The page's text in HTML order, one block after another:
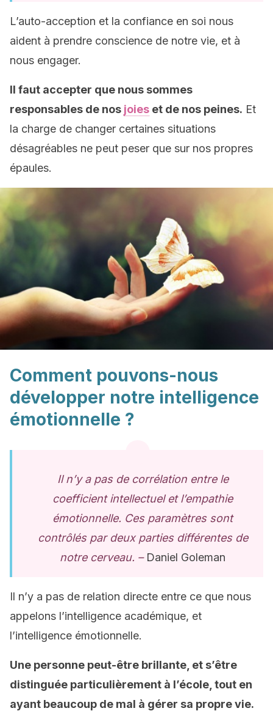
L’auto-acception et la confiance en soi nous
aident à prendre conscience de notre vie, et à
nous engager.
Il faut accepter que nous sommes
responsables de nos joies et de nos peines. Et
la charge de changer certaines situations
désagréables ne peut peser que sur nos propres
épaules.
Comment pouvons-nous
développer notre intelligence
émotionnelle ?
Il n’y a pas de corrélation entre le
coefficient intellectuel et l’empathie
émotionnelle. Ces paramètres sont
contrôlés par deux parties différentes de
notre cerveau. – Daniel Goleman
Il n’y a pas de relation directe entre ce que nous
appelons l’intelligence académique, et
l’intelligence émotionnelle.
Une personne peut-être brillante, et s’être
distinguée particulièrement à l’école, tout en
ayant beaucoup de mal à gérer sa propre vie.